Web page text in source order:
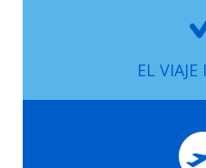
EL